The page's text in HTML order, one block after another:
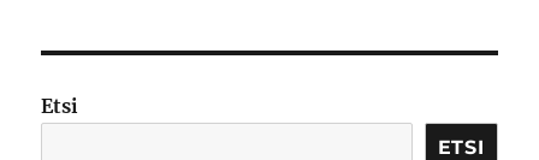
Etsi
ETSI